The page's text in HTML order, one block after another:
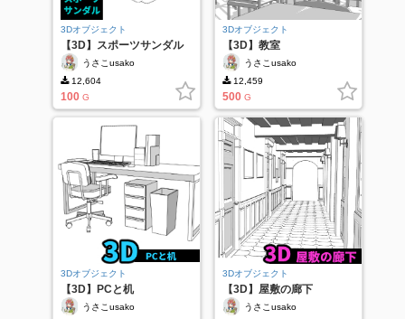
3Dオブジェクト
【3D】スポーツサンダル
うさこusako
12,604
100 G
3Dオブジェクト
【3D】教室
うさこusako
12,459
500 G
3Dオブジェクト
【3D】PCと机
うさこusako
3Dオブジェクト
【3D】屋敷の廊下
うさこusako